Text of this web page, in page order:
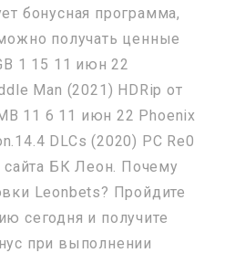
бонусная программа,
получать ценные
1 15 11 июн 22
Man (2021) HDRip от
11 6 11 июн 22 Phoenix
DLCs (2020) PC Re0
сайта БК Леон. Почему
Leonbets? Пройдите
сегодня и получите
при выполнении